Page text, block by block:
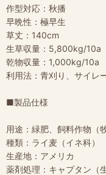
作型対応：秋播
早晩性：極早生
草丈：140cm
生草収量：5,800kg/10a
乾物収量：1,000kg/10a
利用法：青刈り、サイレ
■製品仕様
用途：緑肥、飼料作物（
種類：ライ麦（イネ科）
生産地：アメリカ
薬剤処理：キャプタン（